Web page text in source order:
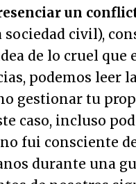
un
sociedad civil),
de lo cruel que
podemos leer
gestionar tu
caso, incluso
fui consciente
durante una